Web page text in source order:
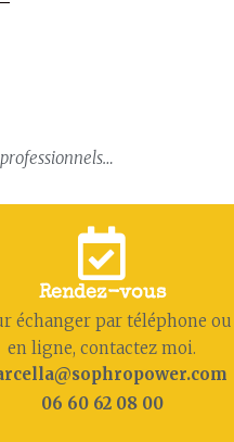
Rendez-vous
échanger par téléphone ou
en ligne, contactez moi.
06 60 62 08 00